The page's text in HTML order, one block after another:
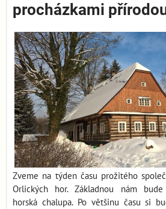
procházkami
Zveme na týden času prožitého
Orlických hor. Základnou nám bude
horská chalupa. Po většinu času si